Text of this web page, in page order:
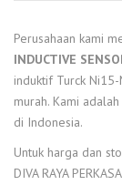
Perusahaan kami
INDUCTIVE
induktif Turck
murah. Kami
di Indonesia.
Untuk harga dan
DIVA RAYA